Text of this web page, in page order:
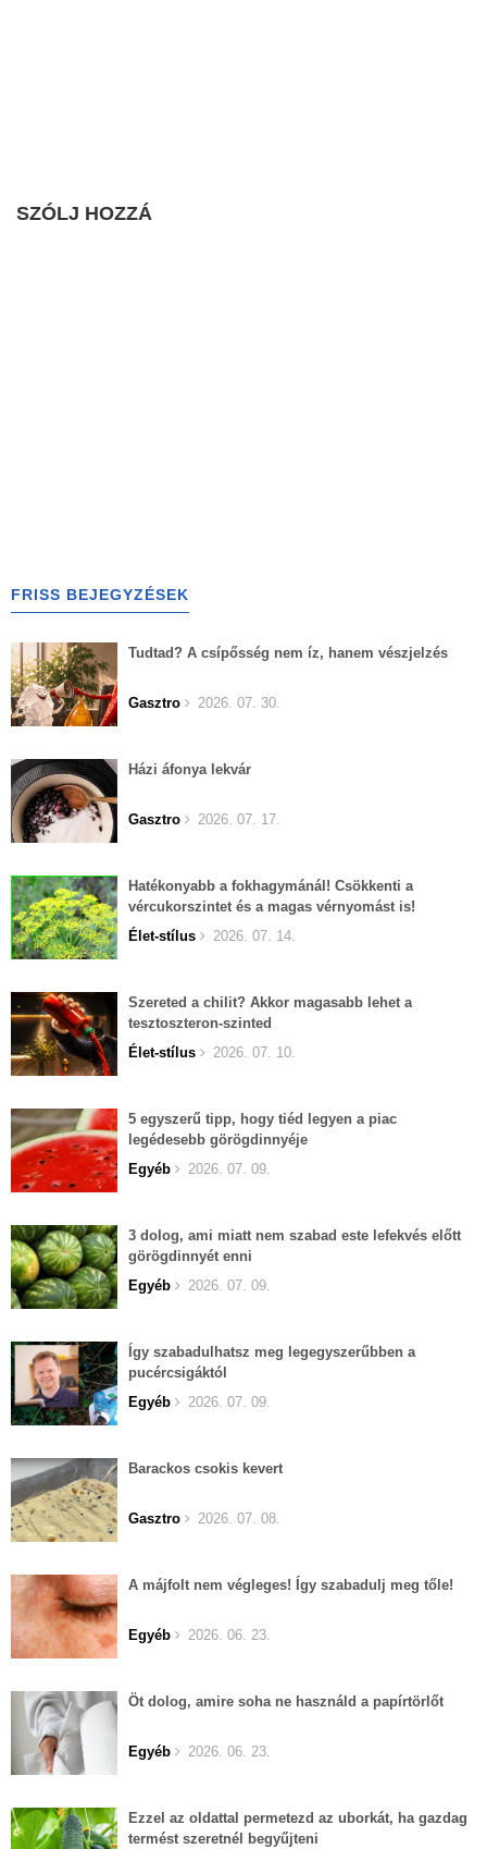
SZÓLJ HOZZÁ
FRISS BEJEGYZÉSEK
Tudtad? A csípősség nem íz, hanem vészjelzés
Gasztro 2026. 07. 30.
Házi áfonya lekvár
Gasztro 2026. 07. 17.
Hatékonyabb a fokhagymánál! Csökkenti a
vércukorszintet és a magas vérnyomást is!
Élet-stílus
2026. 07. 14.
Szereted a chilit? Akkor magasabb lehet a
tesztoszteron-szinted
Élet-stílus
2026. 07. 10.
5 egyszerű tipp, hogy tiéd legyen a piac
legédesebb görögdinnyéje
Egyéb
2026. 07. 09.
3 dolog, ami miatt nem szabad este lefekvés előtt
görögdinnyét enni
Egyéb
2026. 07. 09.
Így szabadulhatsz meg legegyszerűbben a
pucércsigáktól
Egyéb
2026. 07. 09.
Barackos csokis kevert
Gasztro 2026. 07. 08.
A májfolt nem végleges! Így szabadulj meg tőle!
Egyéb 2026. 06. 23.
Öt dolog, amire soha ne használd a papírtörlőt
Egyéb 2026. 06. 23.
Ezzel az oldattal permetezd az uborkát, ha gazdag
termést szeretnél begyűjteni